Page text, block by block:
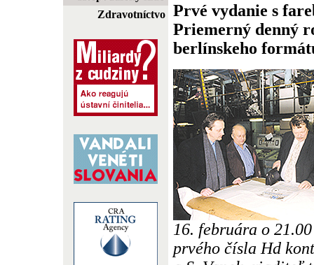
Zdravotníctvo
Prvé vydanie s
Priemerný denný
berlínskeho
16. februára o
prvého čísla Hd